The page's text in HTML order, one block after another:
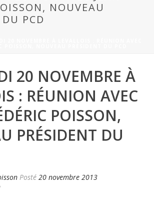
NOUVEAU
PCD
20 NOVEMBRE À
: RÉUNION AVEC
POISSON,
PRÉSIDENT DU
Posté 20 novembre 2013